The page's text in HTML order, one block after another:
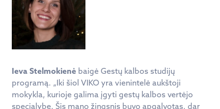
Ieva Stelmokienė baigė Gestų kalbos studijų
programą. „Iki šiol VIKO yra vienintelė aukštoji
mokykla, kurioje galima įgyti gestų kalbos vertėjo
specialybę. Šis mano žingsnis buvo apgalvotas, dar